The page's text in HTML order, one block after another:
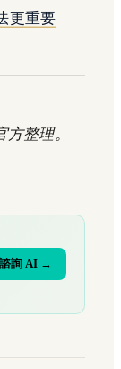
更重要
整理。
諮詢 AI →